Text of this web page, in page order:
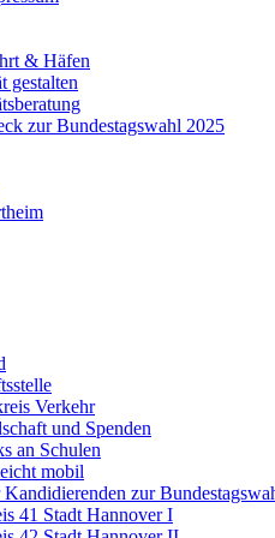
& Häfen
gestalten
zur Bundestagswahl 2025
Verkehr
und Spenden
an Schulen
mobil
zur
41 Stadt Hannover I